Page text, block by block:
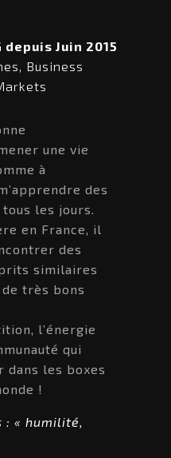
depuis Juin 2015
Business
une vie
à
des
les jours.
en France, il
des
similaires
très bons
l’énergie
qui
dans les boxes
!
: « humilité,